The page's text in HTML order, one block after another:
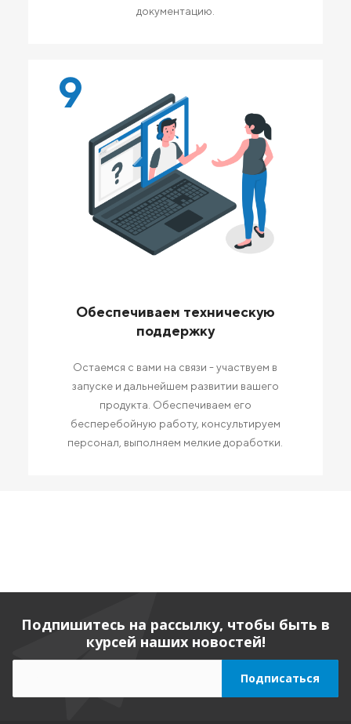
документацию.
9
Обеспечиваем техническую
поддержку
Остаемся с вами на связи - участвуем в
запуске и дальнейшем развитии вашего
продукта. Обеспечиваем его
бесперебойную работу, консультируем
персонал, выполняем мелкие доработки.
Подпишитесь на рассылку, чтобы быть в
курсей наших новостей!